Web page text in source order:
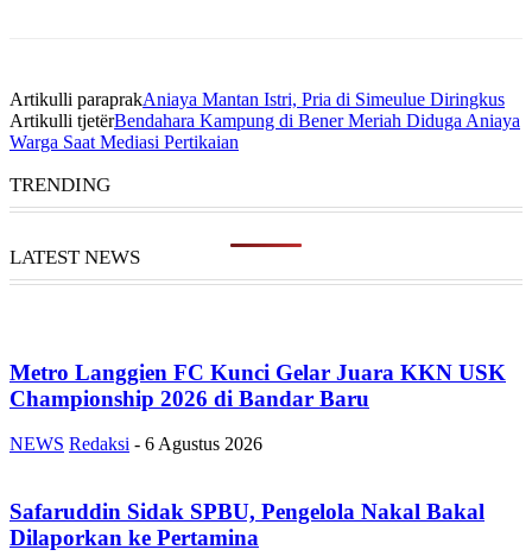
Artikulli paraprakAniaya Mantan Istri, Pria di Simeulue Diringkus
Artikulli tjetërBendahara Kampung di Bener Meriah Diduga Aniaya
Warga Saat Mediasi Pertikaian
TRENDING
LATEST NEWS
Metro Langgien FC Kunci Gelar Juara KKN USK
Championship 2026 di Bandar Baru
NEWS Redaksi - 6 Agustus 2026
Safaruddin Sidak SPBU, Pengelola Nakal Bakal
Dilaporkan ke Pertamina